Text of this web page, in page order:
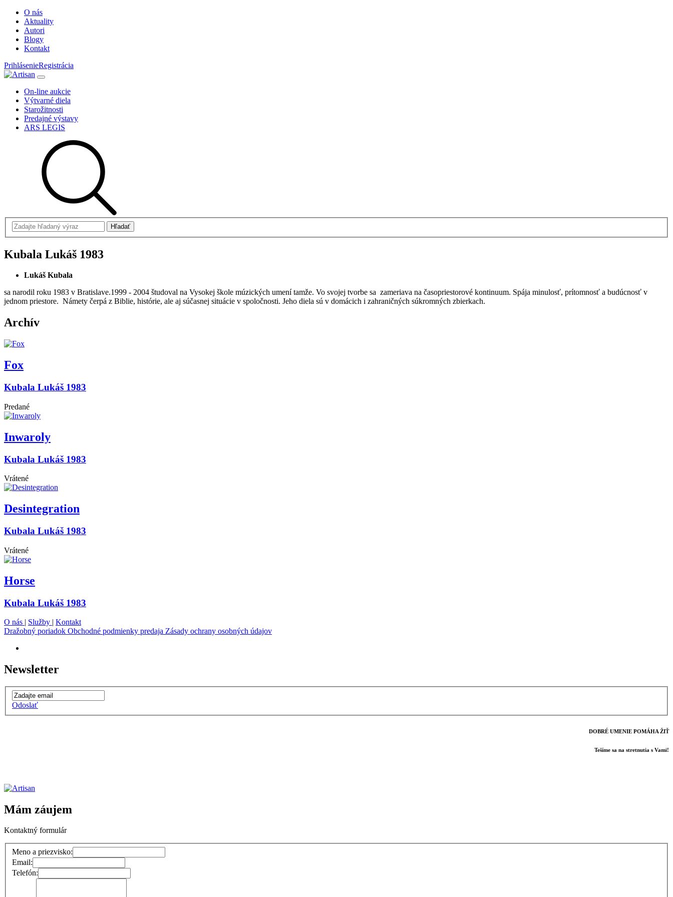
O nás
Aktuality
Autori
Blogy
Kontakt
PrihlásenieRegistrácia
On-line aukcie
Výtvarné diela
Starožitnosti
Predajné výstavy
ARS LEGIS
Kubala Lukáš 1983
Lukáš Kubala
sa narodil roku 1983 v Bratislave.1999 - 2004 študoval na Vysokej škole múzických umení tamže. Vo svojej tvorbe sa zameriava na časopriestorové kontinuum. Spája minulosť, prítomnosť a budúcnosť v
jednom priestore. Námety čerpá z Biblie, histórie, ale aj súčasnej situácie v spoločnosti. Jeho diela sú v domácich i zahraničných súkromných zbierkach.
Archív
Fox
Kubala Lukáš 1983
Predané
Inwaroly
Kubala Lukáš 1983
Vrátené
Desintegration
Kubala Lukáš 1983
Vrátené
Horse
Kubala Lukáš 1983
O nás | Služby | Kontakt
Dražobný poriadok Obchodné podmienky predaja Zásady ochrany osobných údajov
Newsletter
Odoslať
DOBRÉ UMENIE POMÁHA ŽIŤ
Tešíme sa na stretnutia s Vami!
Mám záujem
Kontaktný formulár
Meno a priezvisko:
Email:
Telefón: